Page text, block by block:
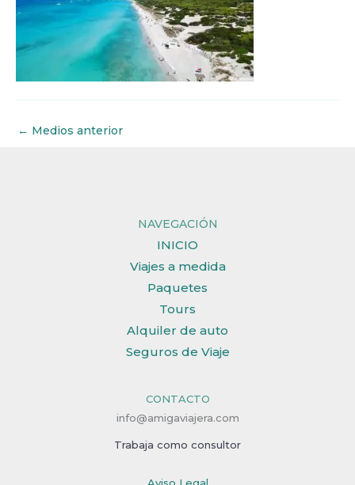
← Medios anterior
NAVEGACIÓN
INICIO
Viajes a medida
Paquetes
Tours
Alquiler de auto
Seguros de Viaje
CONTACTO
info@amigaviajera.com
Trabaja como consultor
Aviso Legal